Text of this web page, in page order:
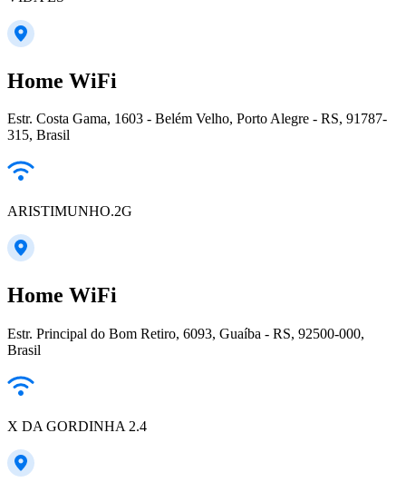
Home WiFi
Estr. Costa Gama, 1603 - Belém Velho, Porto Alegre - RS, 91787-
315, Brasil
ARISTIMUNHO.2G
Home WiFi
Estr. Principal do Bom Retiro, 6093, Guaíba - RS, 92500-000,
Brasil
X DA GORDINHA 2.4